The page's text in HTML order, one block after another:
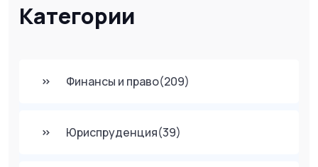
Категории
Финансы и право(209)
Юриспруденция(39)